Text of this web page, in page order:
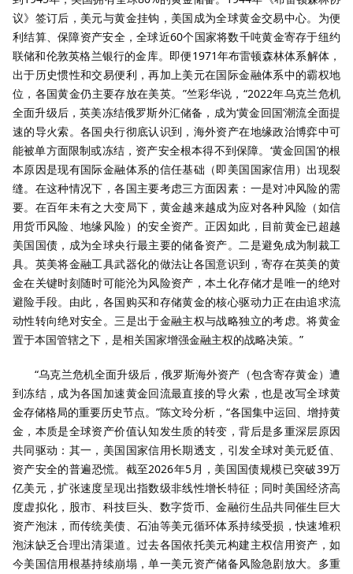
议》签订后，美元与黄金挂钩，美国成为全球黄金交易中心。为便
利结算、保障资产安全，全球近60个国家将数千吨黄金寄存于纽约
联储和伦敦英格兰银行的金库。即便1971年布雷顿森林体系解体，
出于历史惯性和交易便利，再加上美元在国际金融体系中的霸权地
位，各国黄金仍主要存放在美英。”竺彩华说，“2022年乌克兰危机
全面升级后，英美冻结俄罗斯外汇储备，成为‘黄金回国’潮流全面提
速的导火索。各国央行彻底认识到，海外资产在地缘政治博弈中可
能被单方面限制或冻结，资产安全根本得不到保障。‘黄金回国’的根
本原因是现有国际金融体系的信任基础（即美国国家信用）出现裂
缝。在这种情况下，各国主要考虑三方面因素：一是对冲风险的需
要。在百年未有之大变局下，黄金越来越成为应对各种风险（如信
用货币风险、地缘风险）的安全资产。正因如此，目前黄金已超越
美国国债，成为全球央行最主要的储备资产。二是避免成为制裁工
具。英美将金融工具武器化的做法让各国意识到，寄存在英美的黄
金在关键时刻随时可能沦为风险资产，本土化存储才是唯一的绝对
避险手段。由此，各国购买和存储黄金的核心驱动力正在由追求流
动性转向绝对安全。三是出于金融主权与战略独立的考虑。将黄金
置于本国管辖之下，是相关国家增强金融主权的战略决策。”
“乌克兰危机全面升级后，俄罗斯海外资产（包含寄存黄金）遭
到冻结，成为各国加速黄金回流最直接的导火索，也是改写全球黄
金存储格局的重要历史节点。”陈文玲分析，“各国集中运回、增持黄
金，本质是全球资产价值认知发生质的转变，背后是多重深层原因
共同驱动：其一，美国国家信用长期透支，引发全球对美元贬值、
资产安全的普遍恐慌。截至2026年5月，美国国债规模已突破39万
亿美元，扩张速度呈现出指数级非线性增长特征；同时美国经济高
度虚拟化，股市、科技巨头、数字货币、金融衍生品共同催生巨大
资产泡沫，而传统美债、石油等美元循环体系持续受损，快速堆积
泡沫缺乏合理出清渠道。过去各国依托美元构建主权信用资产，如
今美国信用根基持续崩塌，单一美元资产储备风险急剧放大。多重